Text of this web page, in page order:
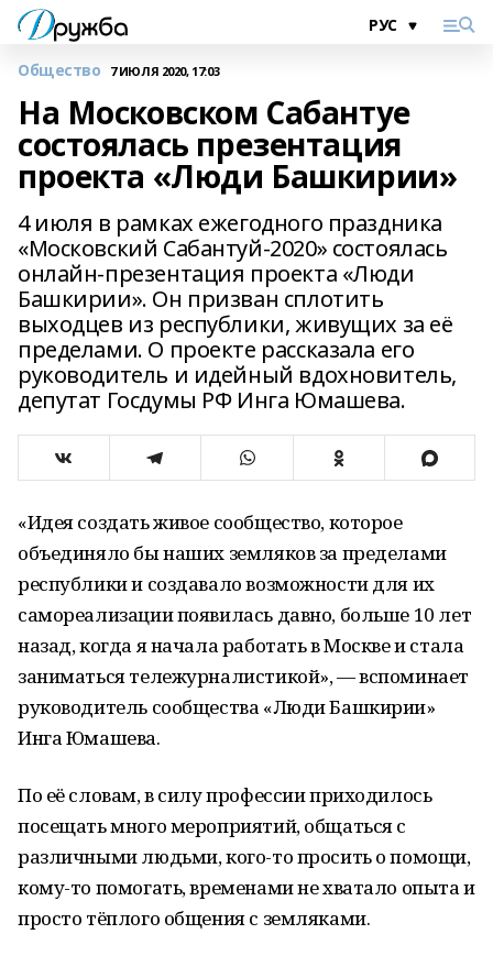
Общество 7 ИЮЛЯ 2020, 17:03
На Московском Сабантуе
состоялась презентация
проекта «Люди Башкирии»
4 июля в рамках ежегодного праздника
«Московский Сабантуй-2020» состоялась
онлайн-презентация проекта «Люди
Башкирии». Он призван сплотить
выходцев из республики, живущих за её
пределами. О проекте рассказала его
руководитель и идейный вдохновитель,
депутат Госдумы РФ Инга Юмашева.
«Идея создать живое сообщество, которое
объединяло бы наших земляков за пределами
республики и создавало возможности для их
самореализации появилась давно, больше 10 лет
назад, когда я начала работать в Москве и стала
заниматься тележурналистикой», — вспоминает
руководитель сообщества «Люди Башкирии»
Инга Юмашева.
По её словам, в силу профессии приходилось
посещать много мероприятий, общаться с
различными людьми, кого-то просить о помощи,
кому-то помогать, временами не хватало опыта и
просто тёплого общения с земляками.